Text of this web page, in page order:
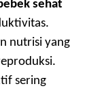
sehat
nutrisi yang
sering